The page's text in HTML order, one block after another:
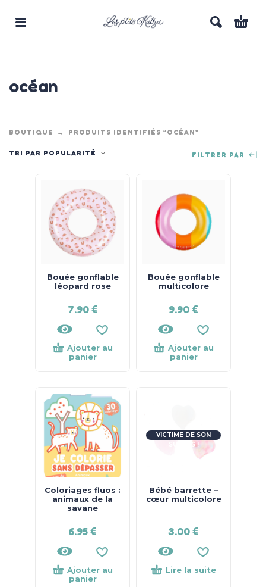
océan
BOUTIQUE PRODUITS IDENTIFIÉS “OCÉAN”
TRI PAR POPULARITÉ FILTRER PAR
Bouée gonflable
léopard rose
7.90€
Ajouter au
panier
Bouée gonflable
multicolore
9.90€
Ajouter au
panier
Coloriages fluos :
animaux de la
savane
6.95€
Ajouter au
panier
VICTIME DE SON
SUCCÈS !
Bébé barrette –
cœur multicolore
3.00€
Lire la suite